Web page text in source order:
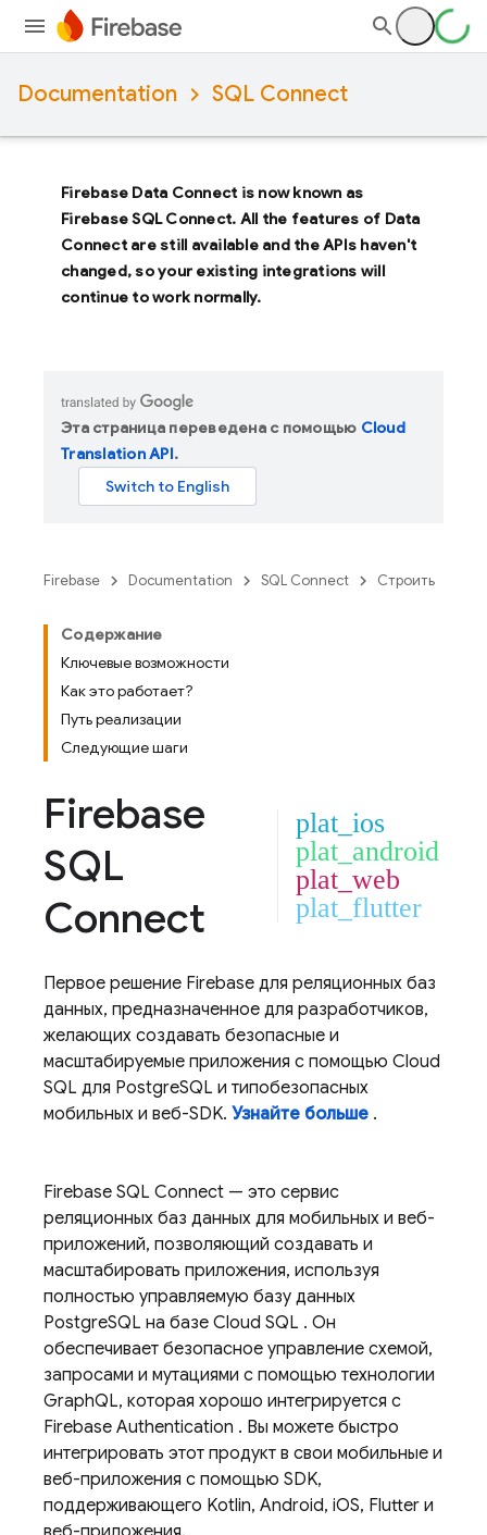
Documentation SQL Connect
Firebase Data Connectis now known as
Firebase SQL Connect. All the features of Data
Connectare still available and the APIs haven't
changed, so your existing integrations will
continue to work normally.
Эта страница переведена с помощью Cloud
Translation API.
Firebase Documentation SQL Connect Строить
Содержание
Ключевые возможности
Как это работает?
Путь реализации
Следующие шаги
Firebase
SQL
Connect
plat_ios
plat_android
plat_web
plat_flutter
Первое решение Firebase для реляционных баз
данных, предназначенное для разработчиков,
желающих создавать безопасные и
масштабируемые приложения с помощью Cloud
SQL для PostgreSQL и типобезопасных
мобильных и веб-SDK. Узнайте больше .
Firebase SQL Connect — это сервис
реляционных баз данных для мобильных и веб-
приложений, позволяющий создавать и
масштабировать приложения, используя
полностью управляемую базу данных
PostgreSQL на базе Cloud SQL . Он
обеспечивает безопасное управление схемой,
запросами и мутациями с помощью технологии
GraphQL, которая хорошо интегрируется с
Firebase Authentication . Вы можете быстро
интегрировать этот продукт в свои мобильные и
веб-приложения с помощью SDK,
поддерживающего Kotlin, Android, iOS, Flutter и